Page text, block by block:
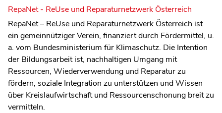
RepaNet - ReUse und Reparaturnetzwerk Österreich
RepaNet – ReUse und Reparaturnetzwerk Österreich ist
ein gemeinnütziger Verein, finanziert durch Fördermittel, u.
a. vom Bundesministerium für Klimaschutz. Die Intention
der Bildungsarbeit ist, nachhaltigen Umgang mit
Ressourcen, Wiederverwendung und Reparatur zu
fördern, soziale Integration zu unterstützen und Wissen
über Kreislaufwirtschaft und Ressourcenschonung breit zu
vermitteln.